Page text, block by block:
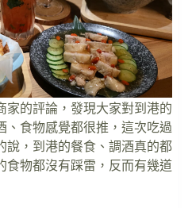
家的評論，發現大家對到港的
、食物感覺都很推，這次吃過
說，到港的餐食、調酒真的都
食物都沒有踩雷，反而有幾道